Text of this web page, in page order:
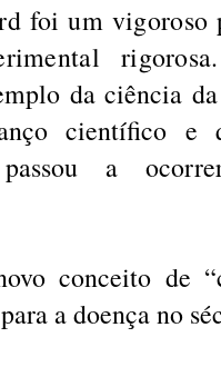
foi um vigoroso
da ciência
científico e
passou a
conceito de
a doença no